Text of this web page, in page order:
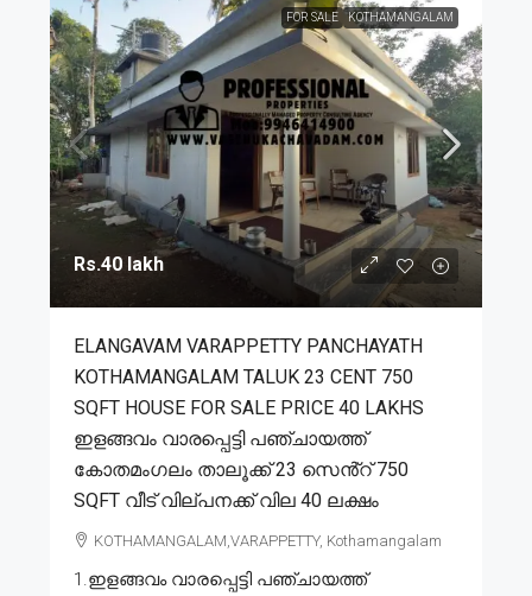
FOR SALE KOTHAMANGALAM
Rs.40 lakh
ELANGAVAM VARAPPETTY PANCHAYATH
KOTHAMANGALAM TALUK 23 CENT 750
SQFT HOUSE FOR SALE PRICE 40 LAKHS
ഇളങ്ങവം വാരപ്പെട്ടി പഞ്ചായത്ത്
കോതമംഗലം താലൂക്ക് 23 സെൻ്റ് 750
SQFT വീട് വില്പനക്ക് വില 40 ലക്ഷം
KOTHAMANGALAM,VARAPPETTY, Kothamangalam
1.ഇളങ്ങവം വാരപ്പെട്ടി പഞ്ചായത്ത്